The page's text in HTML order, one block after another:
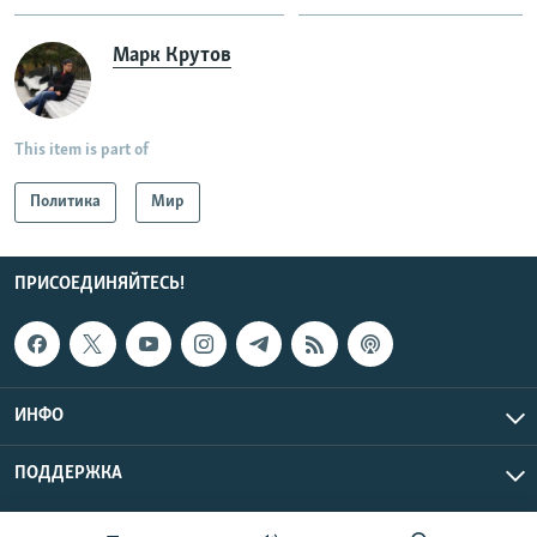
Марк Крутов
This item is part of
Политика Мир
ПРИСОЕДИНЯЙТЕСЬ!
ИНФО
ПОДДЕРЖКА